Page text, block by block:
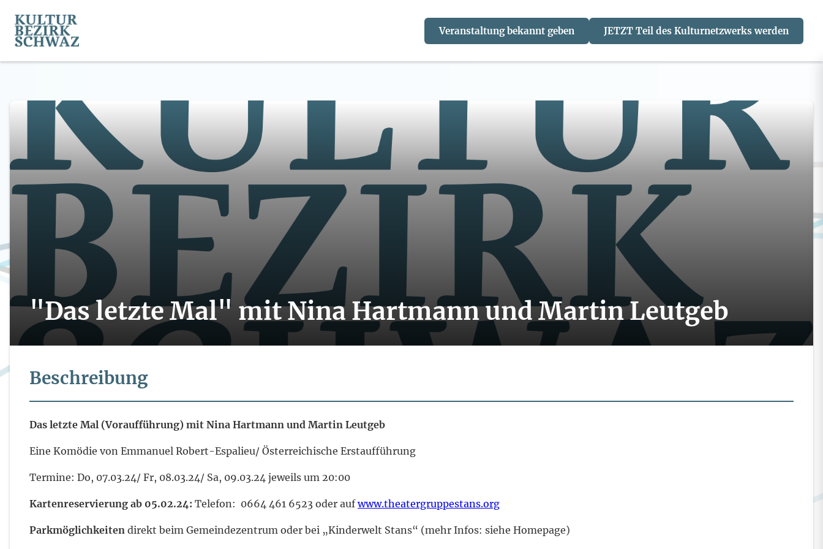
Veranstaltung bekannt geben JETZT Teil des Kulturnetzwerks werden
"Das letzte Mal" mit Nina Hartmann und Martin Leutgeb
Beschreibung
Das letzte Mal (Voraufführung) mit Nina Hartmann und Martin Leutgeb
Eine Komödie von Emmanuel Robert-Espalieu/ Österreichische Erstaufführung
Termine: Do, 07.03.24/ Fr, 08.03.24/ Sa, 09.03.24 jeweils um 20:00
Kartenreservierung ab 05.02.24: Telefon: 0664 461 6523 oder aufwww.theatergruppestans.org
Parkmöglichkeiten direkt beim Gemeindezentrum oder bei „Kinderwelt Stans“ (mehr Infos: siehe Homepage)